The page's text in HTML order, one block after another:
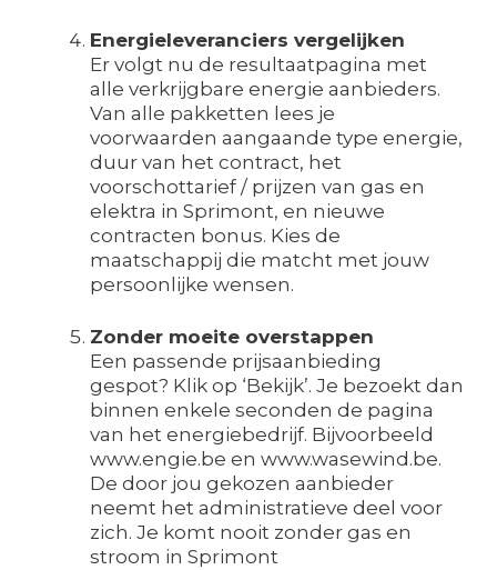
Energieleveranciers vergelijken
Er volgt nu de resultaatpagina met
alle verkrijgbare energie aanbieders.
Van alle pakketten lees je
voorwaarden aangaande type energie,
duur van het contract, het
voorschottarief / prijzen van gas en
elektra in Sprimont, en nieuwe
contracten bonus. Kies de
maatschappij die matcht met jouw
persoonlijke wensen.
Zonder moeite overstappen
Een passende prijsaanbieding
gespot? Klik op ‘Bekijk’. Je bezoekt dan
binnen enkele seconden de pagina
van het energiebedrijf. Bijvoorbeeld
www.engie.be en www.wasewind.be.
De door jou gekozen aanbieder
neemt het administratieve deel voor
zich. Je komt nooit zonder gas en
stroom in Sprimont